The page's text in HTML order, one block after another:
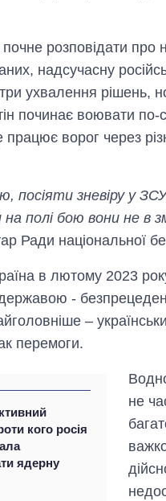
розповідати про
надсучасну
ухвалення рішень,
починає воювати
ворог через
посіяти зневіру у
полі бою вони не в
Ради національної
в лютому 2023
-
–
перемоги.
кого росія
ядерну
не